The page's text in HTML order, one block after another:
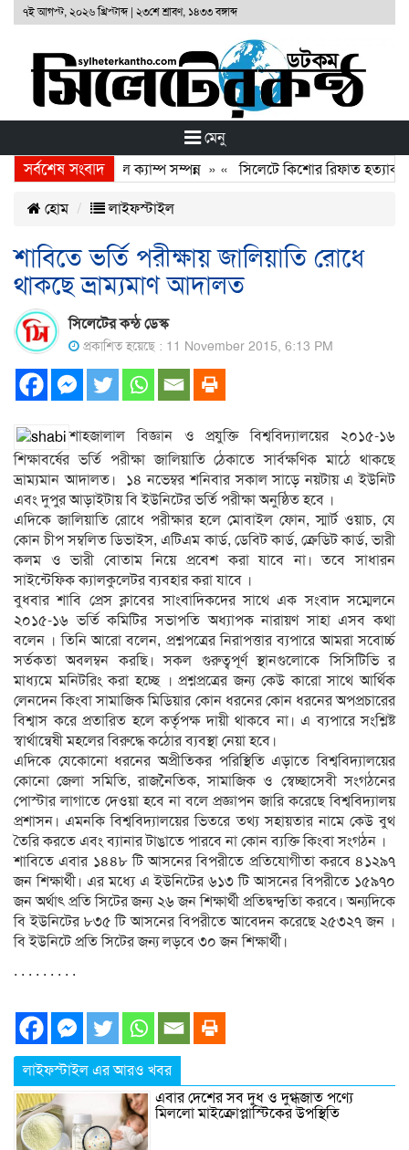
৭ই আগস্ট, ২০২৬ খ্রিস্টাব্দ| ২৩শে শ্রাবণ, ১৪৩৩ বঙ্গাব্দ
মেনু
সর্বশেষ সংবাদ
ফ্রি মেডিকেল ক্যাম্প সম্পন্ন» «সিলেটে কিশোর রিফাত
হোম লাইফস্টাইল
শাবিতে ভর্তি পরীক্ষায় জালিয়াতি রোধে
থাকছে ভ্রাম্যমাণ আদালত
সিলেটের কন্ঠ ডেস্ক
প্রকাশিত হয়েছে : 11 November 2015, 6:13 PM
শাহজালাল বিজ্ঞান ও প্রযুক্তি বিশ্ববিদ্যালয়ের ২০১৫-১৬
শিক্ষাবর্ষের ভর্তি পরীক্ষা জালিয়াতি ঠেকাতে সার্বক্ষণিক মাঠে থাকছে
ভ্রাম্যমান আদালত। ১৪ নভেম্বর শনিবার সকাল সাড়ে নয়টায় এ ইউনিট
এবং দুপুর আড়াইটায় বি ইউনিটের ভর্তি পরীক্ষা অনুষ্ঠিত হবে ।
এদিকে জালিয়াতি রোধে পরীক্ষার হলে মোবাইল ফোন, স্মার্ট ওয়াচ, যে
কোন চীপ সম্বলিত ডিভাইস, এটিএম কার্ড, ডেবিট কার্ড, ক্রেডিট কার্ড, ভারী
কলম ও ভারী বোতাম নিয়ে প্রবেশ করা যাবে না। তবে সাধারন
সাইন্টেফিক ক্যালকুলেটর ব্যবহার করা যাবে ।
বুধবার শাবি প্রেস ক্লাবের সাংবাদিকদের সাথে এক সংবাদ সম্মেলনে
২০১৫-১৬ ভর্তি কমিটির সভাপতি অধ্যাপক নারায়ণ সাহা এসব কথা
বলেন । তিনি আরো বলেন, প্রশ্নপত্রের নিরাপত্তার ব্যপারে আমরা সবোর্চ্চ
সর্তকতা অবলম্বন করছি। সকল গুরুত্বপূর্ণ স্থানগুলোকে সিসিটিভি র
মাধ্যমে মনিটরিং করা হচ্ছে । প্রশ্নপ্রত্রের জন্য কেউ কারো সাথে আর্থিক
লেনদেন কিংবা সামাজিক মিডিয়ার কোন ধরনের কোন ধরনের অপপ্রচারের
বিশ্বাস করে প্রতারিত হলে কর্তৃপক্ষ দায়ী থাকবে না। এ ব্যপারে সংশ্লিষ্ট
স্বার্থান্বেষী মহলের বিরুদ্ধে কঠোর ব্যবস্থা নেয়া হবে।
এদিকে যেকোনো ধরনের অপ্রীতিকর পরিস্থিতি এড়াতে বিশ্ববিদ্যালয়ের
কোনো জেলা সমিতি, রাজনৈতিক, সামাজিক ও স্বেচ্ছাসেবী সংগঠনের
পোস্টার লাগাতে দেওয়া হবে না বলে প্রজ্ঞাপন জারি করেছে বিশ্ববিদ্যালয়
প্রশাসন। এমনকি বিশ্ববিদ্যালয়ের ভিতরে তথ্য সহায়তার নামে কেউ বুথ
তৈরি করতে এবং ব্যানার টাঙাতে পারবে না কোন ব্যক্তি কিংবা সংগঠন ।
শাবিতে এবার ১৪৪৮ টি আসনের বিপরীতে প্রতিযোগীতা করবে ৪১২৯৭
জন শিক্ষার্থী। এর মধ্যে এ ইউনিটের ৬১৩ টি আসনের বিপরীতে ১৫৯৭০
জন অর্থাৎ প্রতি সিটের জন্য ২৬ জন শিক্ষার্থী প্রতিদ্বন্দ্বতিা করবে। অন্যদিকে
বি ইউনিটের ৮৩৫ টি আসনের বিপরীতে আবেদন করেছে ২৫৩২৭ জন ।
বি ইউনিটে প্রতি সিটের জন্য লড়বে ৩০ জন শিক্ষার্থী।
. . . . . . . . .
লাইফস্টাইল এর আরও খবর
এবার দেশের সব দুধ ও দুগ্ধজাত পণ্যে
মিললো মাইক্রোপ্লাস্টিকের উপস্থিতি